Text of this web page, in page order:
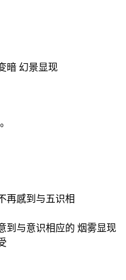
暗 幻景显现
再感到与五识相
到与意识相应的 烟雾显现